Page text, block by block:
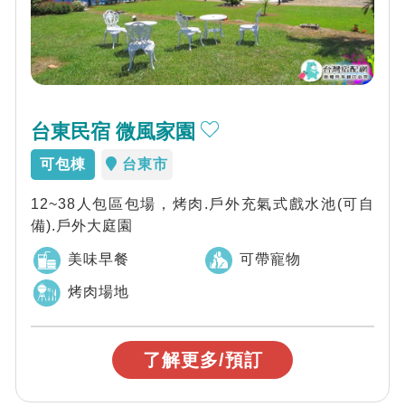
台東民宿 微風家園
可包棟 台東市
12~38人包區包場，烤肉.戶外充氣式戲水池(可自
備).戶外大庭園
美味早餐 可帶寵物
烤肉場地
了解更多/預訂